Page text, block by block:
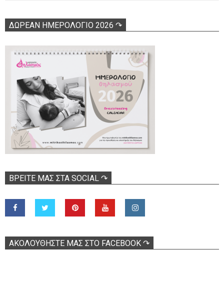
ΔΩΡΕΑΝ ΗΜΕΡΟΛΟΓΙΟ 2026 ↷
ΒΡΕΊΤΕ ΜΑΣ ΣΤΑ SOCIAL ↷
ΑΚΟΛOΥΘΉΣΤΕ ΜΑΣ ΣΤΟ FACEBOOK ↷